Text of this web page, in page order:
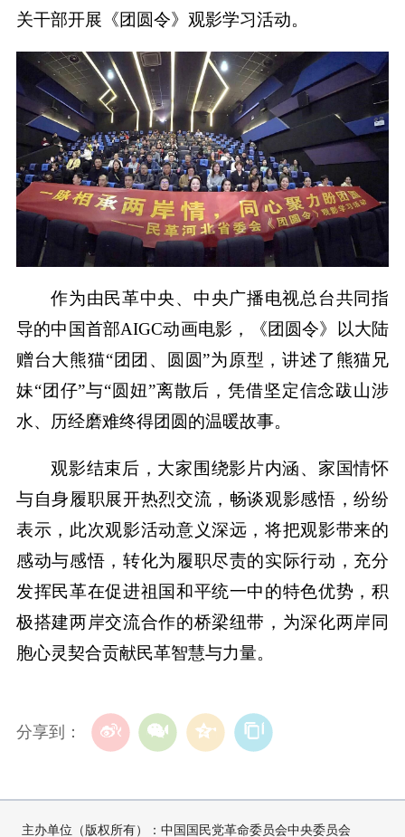
关干部开展《团圆令》观影学习活动。
作为由民革中央、中央广播电视总台共同指
导的中国首部AIGC动画电影，《团圆令》以大陆
赠台大熊猫“团团、圆圆”为原型，讲述了熊猫兄
妹“团仔”与“圆妞”离散后，凭借坚定信念跋山涉
水、历经磨难终得团圆的温暖故事。
观影结束后，大家围绕影片内涵、家国情怀
与自身履职展开热烈交流，畅谈观影感悟，纷纷
表示，此次观影活动意义深远，将把观影带来的
感动与感悟，转化为履职尽责的实际行动，充分
发挥民革在促进祖国和平统一中的特色优势，积
极搭建两岸交流合作的桥梁纽带，为深化两岸同
胞心灵契合贡献民革智慧与力量。
分享到：
主办单位（版权所有）：中国国民党革命委员会中央委员会